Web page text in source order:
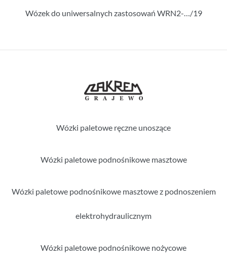
Wózek do uniwersalnych zastosowań WRN2-…/19
Wózki paletowe ręczne unoszące
Wózki paletowe podnośnikowe masztowe
Wózki paletowe podnośnikowe masztowe z podnoszeniem
elektrohydraulicznym
Wózki paletowe podnośnikowe nożycowe